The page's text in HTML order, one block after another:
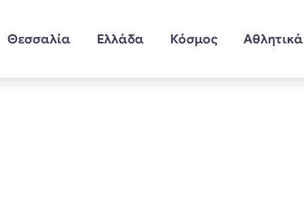
Θεσσαλία Ελλάδα Κόσμος Αθλητικά